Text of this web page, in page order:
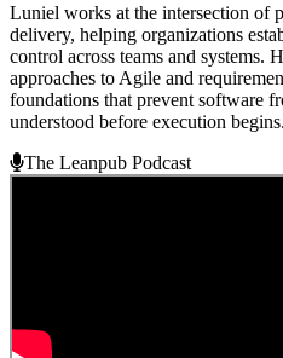
Luniel works at the intersection of
delivery, helping organizations
control across teams and systems.
approaches to Agile and
foundations that prevent software
understood before execution begins.
The Leanpub Podcast